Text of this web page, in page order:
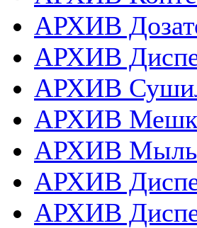
АРХИВ
АРХИВ
АРХИВ
АРХИВ
АРХИВ
АРХИВ
АРХИВ